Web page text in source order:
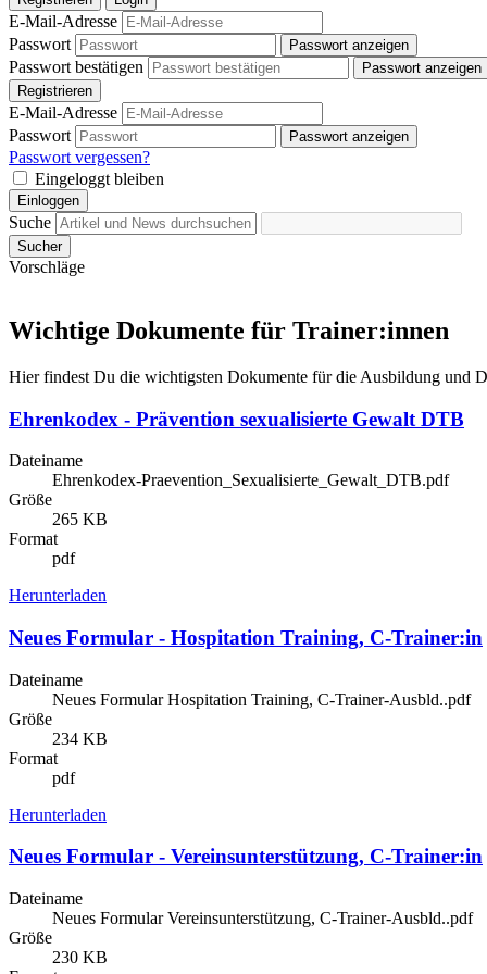
E-Mail-Adresse
Passwort
Passwort anzeigen
Passwort bestätigen
Passwort anzeigen
Registrieren
E-Mail-Adresse
Passwort
Passwort anzeigen
Passwort vergessen?
Eingeloggt bleiben
Einloggen
Suche
Sucher
Vorschläge
Wichtige Dokumente für Trainer:innen
Hier findest Du die wichtigsten Dokumente für die Ausbildung und
Ehrenkodex - Prävention sexualisierte Gewalt DTB
Dateiname
Ehrenkodex-Praevention_Sexualisierte_Gewalt_DTB.pdf
Größe
265 KB
Format
pdf
Herunterladen
Neues Formular - Hospitation Training, C-Trainer:in
Dateiname
Neues Formular Hospitation Training, C-Trainer-Ausbld..pdf
Größe
234 KB
Format
pdf
Herunterladen
Neues Formular - Vereinsunterstützung, C-Trainer:in
Dateiname
Neues Formular Vereinsunterstützung, C-Trainer-Ausbld..pdf
Größe
230 KB